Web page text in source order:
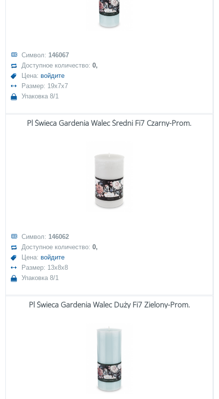
Символ: 146067
Доступное количество:0,
Цена: войдите
Размер: 19x7x7
Упаковка 8/1
Pl Świeca Gardenia Walec Średni Fi7 Czarny-Prom.
Символ: 146062
Доступное количество:0,
Цена: войдите
Размер: 13x8x8
Упаковка 8/1
Pl Świeca Gardenia Walec Duży Fi7 Zielony-Prom.